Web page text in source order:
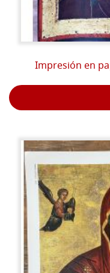
Impresión en